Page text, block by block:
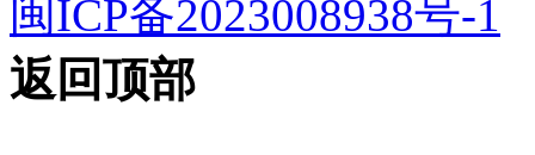
闽ICP备2023008938号-1
返回顶部